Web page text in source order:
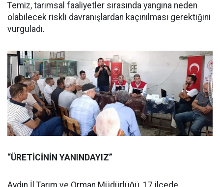
Temiz, tarımsal faaliyetler sırasında yangına neden
olabilecek riskli davranışlardan kaçınılması gerektiğini
vurguladı.
“ÜRETİCİNİN YANINDAYIZ”